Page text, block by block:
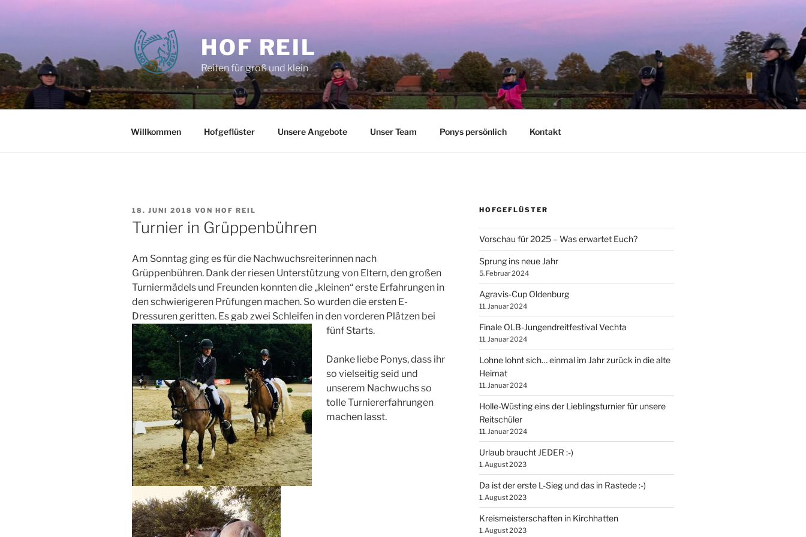
HOF REIL
Reiten für groß und klein
Willkommen Hofgeflüster Unsere Angebote Unser Team Ponys persönlich Kontakt
VERÖFFENTLICHT
AM
18. JUNI 2018 VON HOF REIL
Turnier in Grüppenbühren
Am Sonntag ging es für die Nachwuchsreiterinnen nach
Grüppenbühren. Dank der riesen Unterstützung von Eltern, den großen
Turniermädels und Freunden konnten die „kleinen“ erste Erfahrungen in
den schwierigeren Prüfungen machen. So wurden die ersten E-
Dressuren geritten. Es gab zwei Schleifen in den vorderen Plätzen bei
fünf Starts.
Danke liebe Ponys, dass ihr
so vielseitig seid und
unserem Nachwuchs so
tolle Turniererfahrungen
machen lasst.
HOFGEFLÜSTER
Vorschau für 2025 – Was erwartet Euch?
Sprung ins neue Jahr
5. Februar 2024
Agravis-Cup Oldenburg
11. Januar 2024
Finale OLB-Jungendreitfestival Vechta
11. Januar 2024
Lohne lohnt sich… einmal im Jahr zurück in die alte
Heimat
11. Januar 2024
Holle-Wüsting eins der Lieblingsturnier für unsere
Reitschüler
11. Januar 2024
Urlaub braucht JEDER :-)
1. August 2023
Da ist der erste L-Sieg und das in Rastede :-)
1. August 2023
Kreismeisterschaften in Kirchhatten
1. August 2023